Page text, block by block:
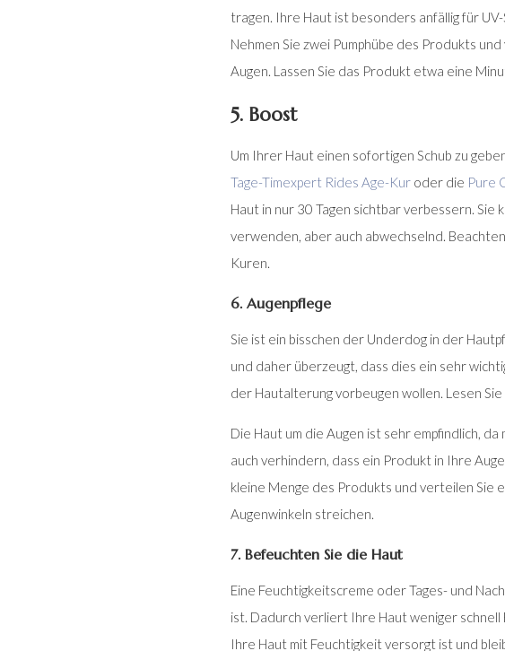
tragen. Ihre Haut ist besonders anfällig für
Nehmen Sie zwei Pumphübe des Produkts
Augen. Lassen Sie das Produkt etwa eine
5. Boost
Um Ihrer Haut einen sofortigen Schub zu
Tage-Timexpert Rides Age-Kur oder die Pure
Haut in nur 30 Tagen sichtbar verbessern.
verwenden, aber auch abwechselnd.
Kuren.
6. Augenpflege
Sie ist ein bisschen der Underdog in der
und daher überzeugt, dass dies ein sehr
der Hautalterung vorbeugen wollen. Lesen
Die Haut um die Augen ist sehr empfindlich,
auch verhindern, dass ein Produkt in Ihre
kleine Menge des Produkts und verteilen Sie
Augenwinkeln streichen.
7. Befeuchten Sie die Haut
Eine Feuchtigkeitscreme oder Tages- und
ist. Dadurch verliert Ihre Haut weniger
Ihre Haut mit Feuchtigkeit versorgt ist und